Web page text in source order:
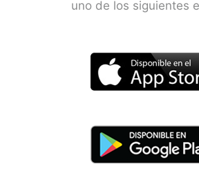
uno de los siguientes